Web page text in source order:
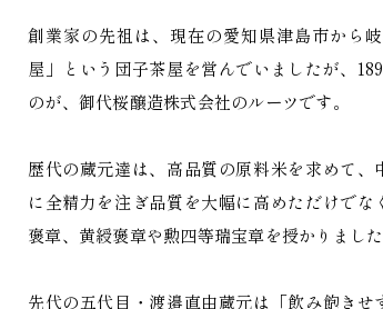
創業家の先祖は、現在の愛知県津島市から
屋」という団子茶屋を営んでいましたが、
のが、御代桜醸造株式会社のルーツです。
歴代の蔵元達は、高品質の原料米を求めて
に全精力を注ぎ品質を大幅に高めただけで
褒章、黄綬褒章や勲四等瑞宝章を授かりました
先代の五代目・渡邉直由蔵元は「飲み飽き